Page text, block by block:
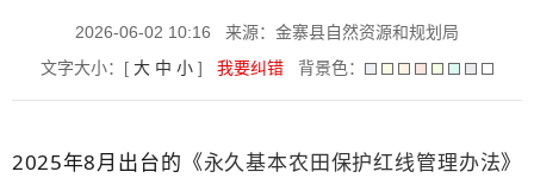
2026-06-02 10:16
来源：金寨县自然资源和规划局
文字大小：[ 大 中 小] 我要纠错 背景色：
2025年8月出台的 《永久基本农田保护红线管理办法》